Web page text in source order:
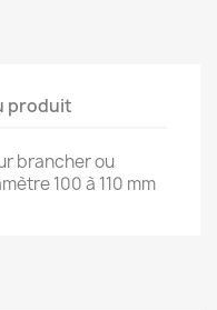
produit
brancher ou
100 à 110 mm